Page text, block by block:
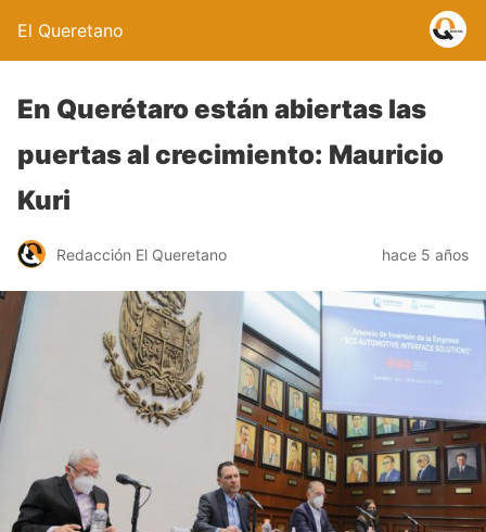
El Queretano
En Querétaro están abiertas las
puertas al crecimiento: Mauricio
Kuri
Redacción El Queretano hace 5 años